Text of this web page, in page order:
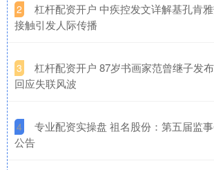
2
杠杆配资开户 中疾控发文详解基孔肯
接触引发人际传播
3
杠杆配资开户 87岁书画家范曾继子发
回应失联风波
4
专业配资实操盘 祖名股份：第五届监
公告